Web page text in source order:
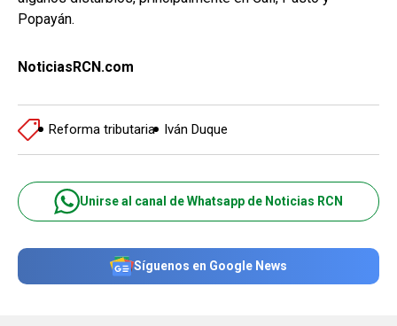
Popayán.
NoticiasRCN.com
Reforma tributaria Iván Duque
Unirse al canal de Whatsapp de Noticias RCN
Síguenos en Google News